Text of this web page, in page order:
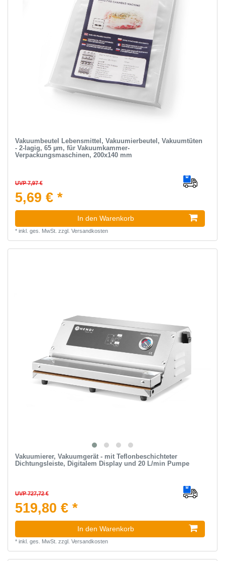
Vakuumbeutel Lebensmittel, Vakuumierbeutel, Vakuumtüten
- 2-lagig, 65 µm, für Vakuumkammer-
Verpackungsmaschinen, 200x140 mm
UVP 7,97 €
5,69 € *
In den Warenkorb
* inkl. ges. MwSt. zzgl. Versandkosten
Vakuumierer, Vakuumgerät - mit Teflonbeschichteter
Dichtungsleiste, Digitalem Display und 20 L/min Pumpe
UVP 727,72 €
519,80 € *
In den Warenkorb
* inkl. ges. MwSt. zzgl. Versandkosten